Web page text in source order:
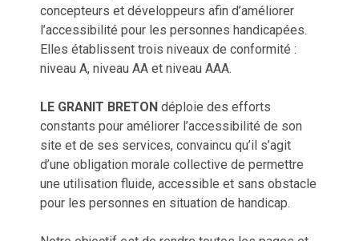
concepteurs et développeurs afin d’améliorer
l’accessibilité pour les personnes handicapées.
Elles établissent trois niveaux de conformité :
niveau A, niveau AA et niveau AAA.
LE GRANIT BRETON déploie des efforts
constants pour améliorer l’accessibilité de son
site et de ses services, convaincu qu’il s’agit
d’une obligation morale collective de permettre
une utilisation fluide, accessible et sans obstacle
pour les personnes en situation de handicap.